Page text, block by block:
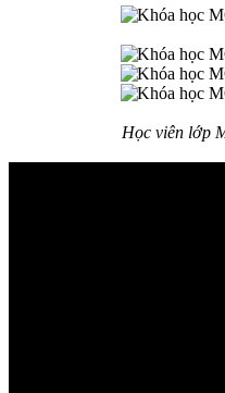
Học viên lớp